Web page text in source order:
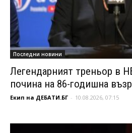
Последни новини
Легендарният треньор в
почина на 86-годишна
Екип на ДЕБАТИ.БГ - 10.08.2026, 07:15